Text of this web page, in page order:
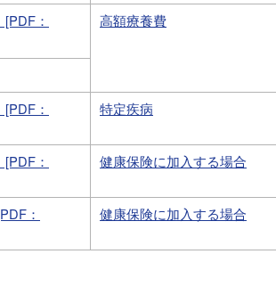
：
高額療養費
：
特定疾病
：
健康保険に加入する場合
：
健康保険に加入する場合